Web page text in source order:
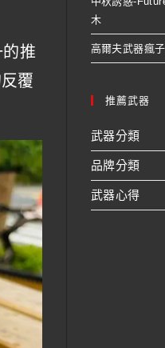
推
覆
木
高爾夫武器瘋
推薦武器
武器分類
品牌分類
武器心得